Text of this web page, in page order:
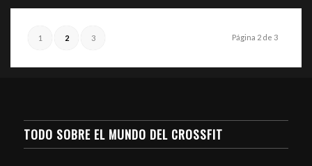
Página 2 de 3
1 2 3
TODO SOBRE EL MUNDO DEL CROSSFIT